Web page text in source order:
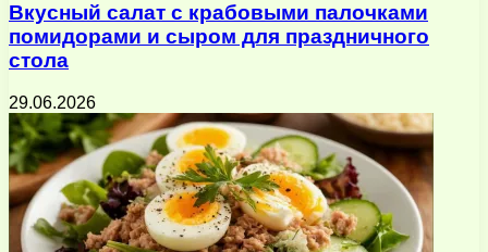
Вкусный салат с крабовыми палочками
помидорами и сыром для праздничного
стола
29.06.2026